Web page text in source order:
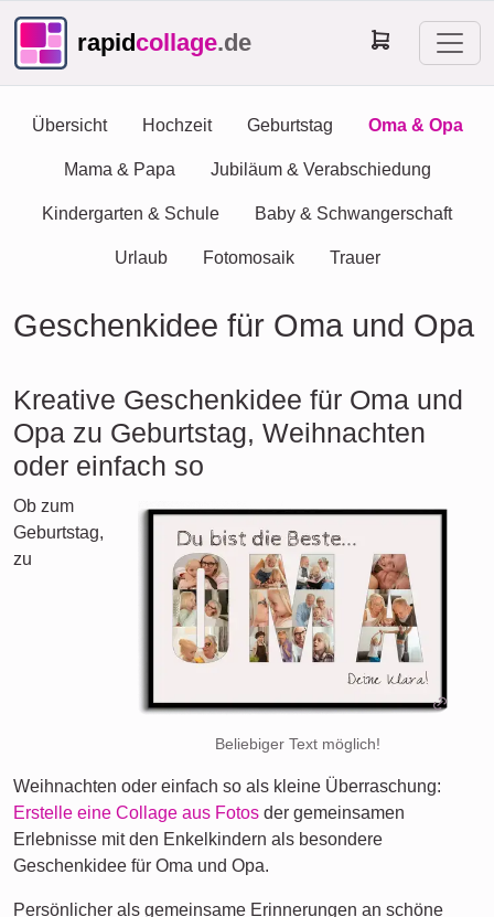
rapidcollage.de
Übersicht Hochzeit Geburtstag Oma & Opa
Mama & Papa Jubiläum & Verabschiedung
Kindergarten & Schule Baby & Schwangerschaft
Urlaub Fotomosaik Trauer
Geschenkidee für Oma und Opa
Kreative Geschenkidee für Oma und
Opa zu Geburtstag, Weihnachten
oder einfach so
Beliebiger Text möglich!
Ob zum
Geburtstag,
zu
Weihnachten oder einfach so als kleine Überraschung:
Erstelle eine Collage aus Fotos der gemeinsamen
Erlebnisse mit den Enkelkindern als besondere
Geschenkidee für Oma und Opa.
Persönlicher als gemeinsame Erinnerungen an schöne